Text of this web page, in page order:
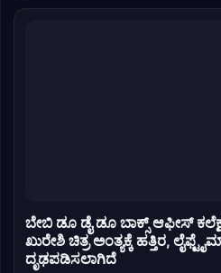
ಬೇಬಿ ಡೂ ಡೈ ಡೂ ಬಾಕ್ಸ್ ಆಫೀಸ್
ಖುರೇಶಿ ಚಿತ್ರ ಅಂತ್ಯಕ್ಕೆ ಹತ್ತಿರ,
ದೃಢಪಡಿಸಲಾಗಿದೆ